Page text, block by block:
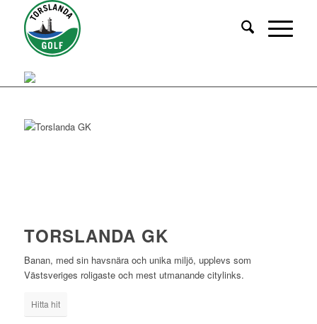
TORSLANDA GK
Banan, med sin havsnära och unika miljö, upplevs som
Västsveriges roligaste och mest utmanande citylinks.
Hitta hit